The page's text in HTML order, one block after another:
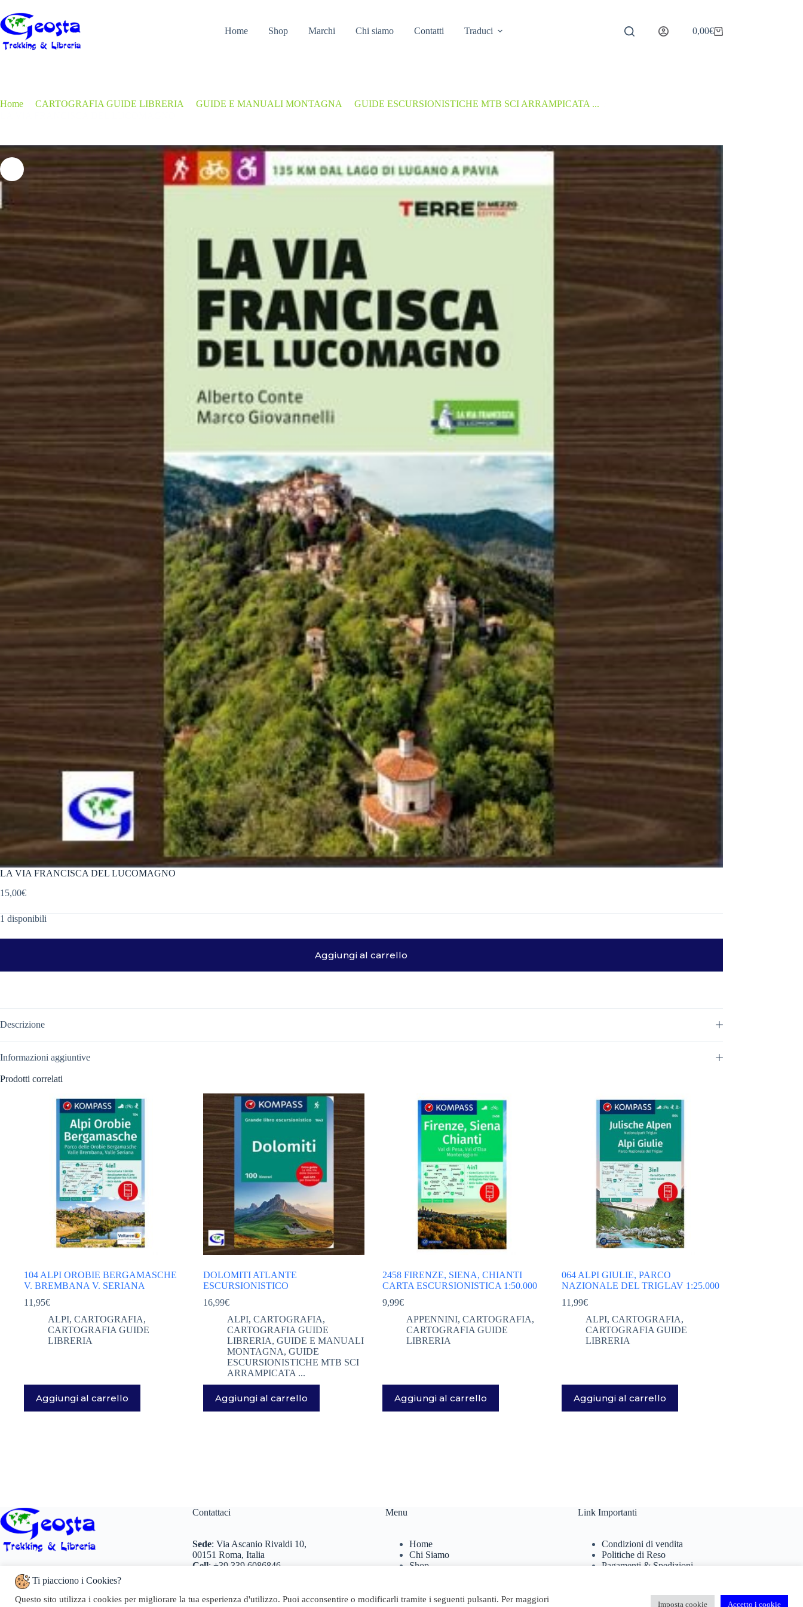
al
contenuto
Home Shop Marchi Chi siamo Contatti Traduci Carrello
0,00€
Home CARTOGRAFIA GUIDE LIBRERIA GUIDE E MANUALI MONTAGNA GUIDE ESCURSIONISTICHE MTB SCI ARRAMPICATA ...
LA VIA FRANCISCA DEL LUCOMAGNO
15,00€
1 disponibili
Aggiungi al carrello
Descrizione
Informazioni aggiuntive
Prodotti correlati
104 ALPI OROBIE BERGAMASCHE
V. BREMBANA V. SERIANA
11,95€
ALPI, CARTOGRAFIA,
CARTOGRAFIA GUIDE
LIBRERIA
Aggiungi al carrello
DOLOMITI ATLANTE
ESCURSIONISTICO
16,99€
ALPI, CARTOGRAFIA,
CARTOGRAFIA GUIDE
LIBRERIA, GUIDE E MANUALI
MONTAGNA, GUIDE
ESCURSIONISTICHE MTB SCI
ARRAMPICATA ...
Aggiungi al carrello
2458 FIRENZE, SIENA, CHIANTI
CARTA ESCURSIONISTICA 1:50.000
9,99€
APPENNINI, CARTOGRAFIA,
CARTOGRAFIA GUIDE
LIBRERIA
Aggiungi al carrello
064 ALPI GIULIE, PARCO
NAZIONALE DEL TRIGLAV 1:25.000
11,99€
ALPI, CARTOGRAFIA,
CARTOGRAFIA GUIDE
LIBRERIA
Aggiungi al carrello
Codice fiscale e n.iscr. al Registro Imprese:
LNGRTI74D69H501Q
Partita IVA: 07096371005
Contattaci
Sede:Via Ascanio Rivaldi 10,
00151 Roma, Italia
Cell:+39 339 6086846
Email:info@geosta.it
Menu
Home
Chi Siamo
Shop
Link Importanti
Condizioni di vendita
Politiche di Reso
Pagamenti & Spedizioni
Cookie Policy
Ti piacciono i Cookies?
Questo sito utilizza i cookies per migliorare la tua esperienza d'utilizzo. Puoi acconsentire o modificarli tramite i seguenti pulsanti. Per maggiori
Imposta cookie Accetto i cookie